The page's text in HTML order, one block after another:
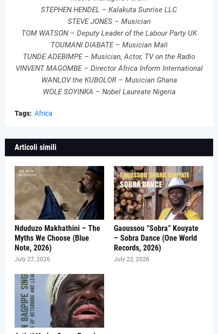
STEPHEN HENDEL – Kalakuta Sunrise LLC
STEVE JONES – Musician
TOM WATSON – Deputy Leader of the Labour Party UK
TOUMANI DIABATE – Musician Mali
TUNDE ADEBIMPE – Musician, Actor, TV on the Radio
VINVENT MAGOMBE – Director Africa Inform International
WANLOV the KUBOLOR – Musician Ghana
WOLE SOYINKA – Nobel Laureate Nigeria
Tags: Africa
Articoli simili
Nduduzo Makhathini – The
Myths We Choose (Blue
Note, 2026)
July 27, 2026
Gaoussou “Sobra” Kouyate
– Sobra Dance (One World
Records, 2026)
July 22, 2026